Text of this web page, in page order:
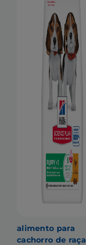
alimento para
cachorro de raça